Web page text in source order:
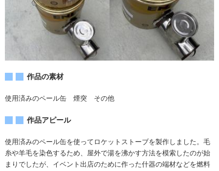
作品の素材
使用済みのペール缶 煙突 その他
作品アピール
使用済みのペール缶を使ってロケットストーブを製作しました。毛
糸や羊毛を染色するため、屋外で湯を沸かす方法を模索したのが始
まりでしたが、イベント出店のために作った什器の端材などを燃料